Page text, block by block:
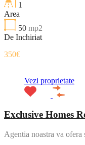
1
Area
50 mp2
De Inchiriat
350€
Vezi proprietate
Exclusive Homes
Agentia noastra va